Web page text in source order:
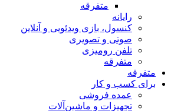
متفرقه
رایانه
کنسول، بازی‌ ویدئویی و آنلاین
صوتی و تصویری
تلفن رومیزی
متفرقه
متفرقه
برای کسب و کار
عمده فروشی
تجهیزات و ماشین‌آلات